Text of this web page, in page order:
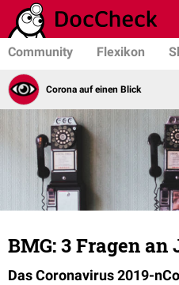
Community Flexikon
Corona auf einen Blick
BMG: 3 Fragen an
Das Coronavirus 2019-